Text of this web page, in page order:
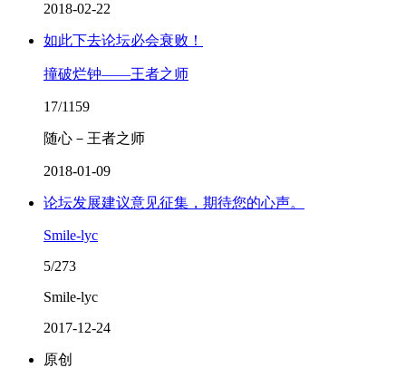
2018-02-22
如此下去论坛必会衰败！
撞破烂钟——王者之师
17/1159
随心－王者之师
2018-01-09
论坛发展建议意见征集，期待您的心声。
Smile-lyc
5/273
Smile-lyc
2017-12-24
原创